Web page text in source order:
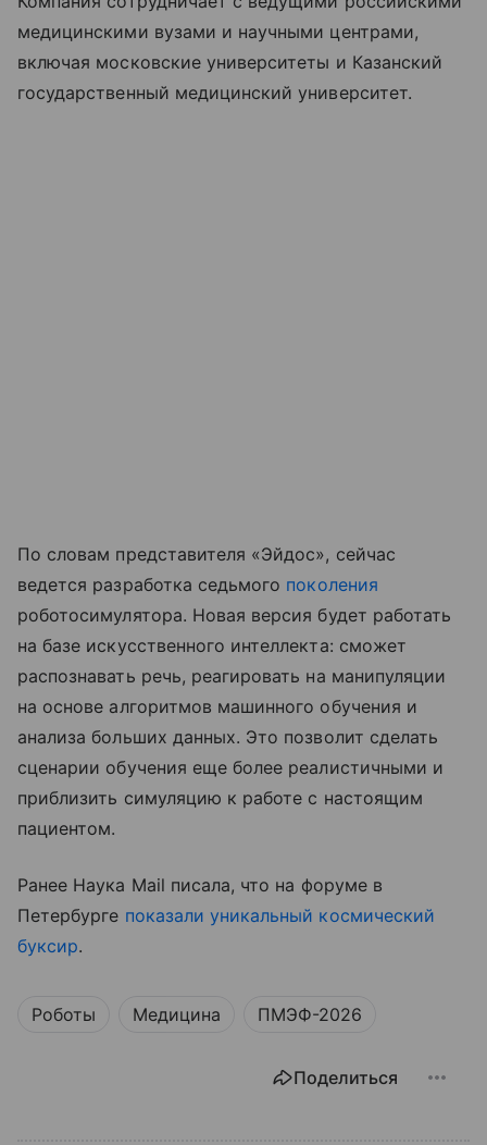
медицинскими вузами и научными центрами,
включая московские университеты и Казанский
государственный медицинский университет.
По словам представителя «Эйдос», сейчас
ведется разработка седьмого поколения
роботосимулятора. Новая версия будет работать
на базе искусственного интеллекта: сможет
распознавать речь, реагировать на манипуляции
на основе алгоритмов машинного обучения и
анализа больших данных. Это позволит сделать
сценарии обучения еще более реалистичными и
приблизить симуляцию к работе с настоящим
пациентом.
Ранее Наука Mail писала, что на форуме в
Петербурге показали уникальный космический
буксир.
Роботы Медицина ПМЭФ-2026
Поделиться